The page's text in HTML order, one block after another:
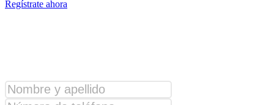
Regístrate ahora